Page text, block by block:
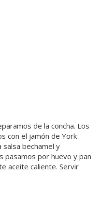
de la concha. Los
con el jamón de York
salsa bechamel y
pasamos por huevo y pan
aceite caliente. Servir